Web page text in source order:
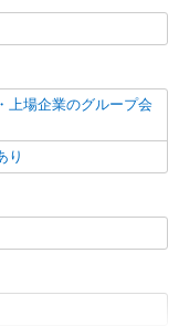
上場企業のグループ会
り